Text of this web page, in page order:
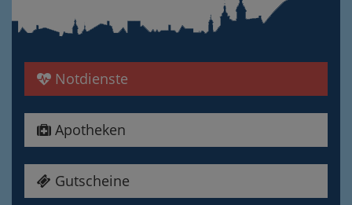
Notdienste
Apotheken
Gutscheine